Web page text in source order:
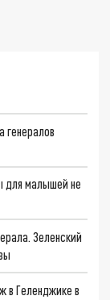
генералов
для малышей не
Зеленский
в Геленджике в